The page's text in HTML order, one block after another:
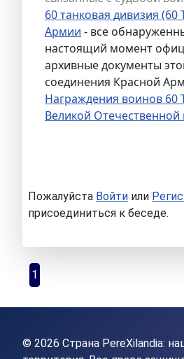
60 танковая дивизия (60
Армии - все
настоящий момент
архивные документы
соединения Красной
Награждения воинов 60
Великой
Пожалуйста Войти или
присоединиться к беседе.
1
© 2026 Страна PereXilandia: